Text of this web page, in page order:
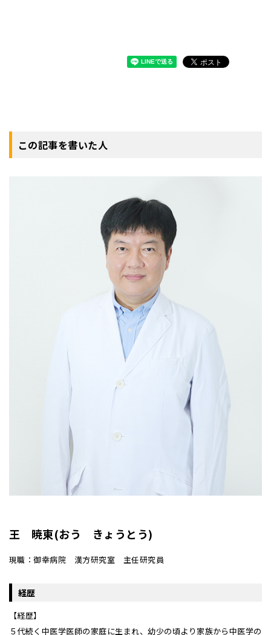
この記事を書いた人
王 暁東(おう きょうとう)
現職：御幸病院 漢方研究室 主任研究員
経歴
【経歴】
５代続く中医学医師の家庭に生まれ、幼少の頃より家族から中医学の